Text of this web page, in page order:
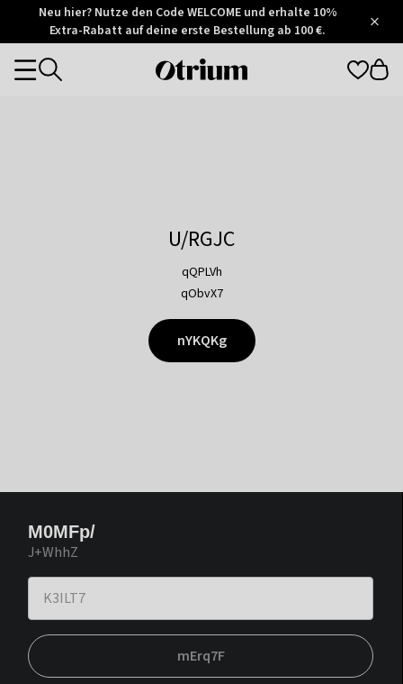
Otrium
Trustpilot
Neu hier? Nutze den Code WELCOME und erhalte 10%
Extra-Rabatt auf deine erste Bestellung ab 100 €.
Otrium
Categories
U/RGJC
qQPLVh
qObvX7
nYKQKg
M0MFp/
J+WhhZ
mErq7F